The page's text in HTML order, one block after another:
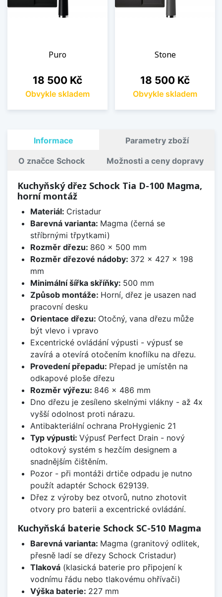
Puro
Cena
18 500 Kč
Obvykle skladem
Stone
Cena
18 500 Kč
Obvykle skladem
Informace Parametry zboží
O značce Schock Možnosti a ceny dopravy
Kuchyňský dřez Schock Tia D-100 Magma,
horní montáž
Materiál: Cristadur
Barevná varianta: Magma (černá se
stříbrnými třpytkami)
Rozměr dřezu: 860 x 500 mm
Rozměr dřezové nádoby: 372 x 427 x 198
mm
Minimální šířka skříňky: 500 mm
Způsob montáže: Horní, dřez je usazen nad
pracovní desku
Orientace dřezu: Otočný, vana dřezu může
být vlevo i vpravo
Excentrické ovládání výpusti - výpusť se
zavírá a otevírá otočením knoflíku na dřezu.
Provedení přepadu: Přepad je umístěn na
odkapové ploše dřezu
Rozměr výřezu: 846 x 486 mm
Dno dřezu je zesíleno skelnými vlákny - až 4x
vyšší odolnost proti nárazu.
Antibakteriální ochrana ProHygienic 21
Typ výpusti: Výpusť Perfect Drain - nový
odtokový systém s hezčím designem a
snadnějším čištěním.
Pozor - při montáži drtiče odpadu je nutno
použít adaptér Schock 629139.
Dřez z výroby bez otvorů, nutno zhotovit
otvory pro baterii a excentrické ovládání.
Kuchyňská baterie Schock SC-510 Magma
Barevná varianta: Magma (granitový odlitek,
přesně ladí se dřezy Schock Cristadur)
Tlaková(klasická baterie pro připojení k
vodnímu řádu nebo tlakovému ohřívači)
Výška baterie: 227 mm